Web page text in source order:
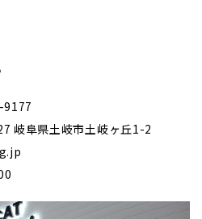
岐阜県土岐市土岐ヶ丘1-2